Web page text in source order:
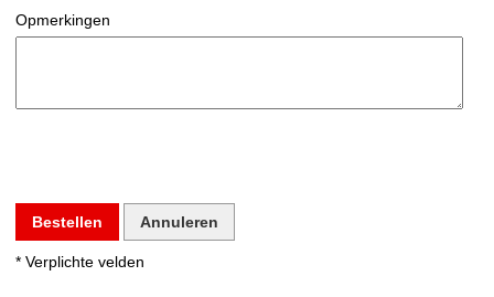
Opmerkingen
Bestellen Annuleren
* Verplichte velden